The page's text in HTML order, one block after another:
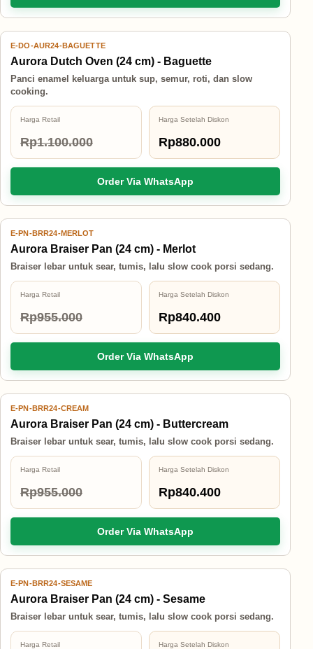
20% OFF
E-DO-AUR24-BAGUETTE
Aurora Dutch Oven (24 cm) - Baguette
Panci enamel keluarga untuk sup, semur, roti, dan slow
cooking.
Harga Retail
Rp1.100.000
Harga Setelah Diskon
Rp880.000
Order Via WhatsApp
12% OFF
E-PN-BRR24-MERLOT
Aurora Braiser Pan (24 cm) - Merlot
Braiser lebar untuk sear, tumis, lalu slow cook porsi sedang.
Harga Retail
Rp955.000
Harga Setelah Diskon
Rp840.400
Order Via WhatsApp
12% OFF
E-PN-BRR24-CREAM
Aurora Braiser Pan (24 cm) - Buttercream
Braiser lebar untuk sear, tumis, lalu slow cook porsi sedang.
Harga Retail
Rp955.000
Harga Setelah Diskon
Rp840.400
Order Via WhatsApp
12% OFF
E-PN-BRR24-SESAME
Aurora Braiser Pan (24 cm) - Sesame
Braiser lebar untuk sear, tumis, lalu slow cook porsi sedang.
Harga Retail Harga Setelah Diskon